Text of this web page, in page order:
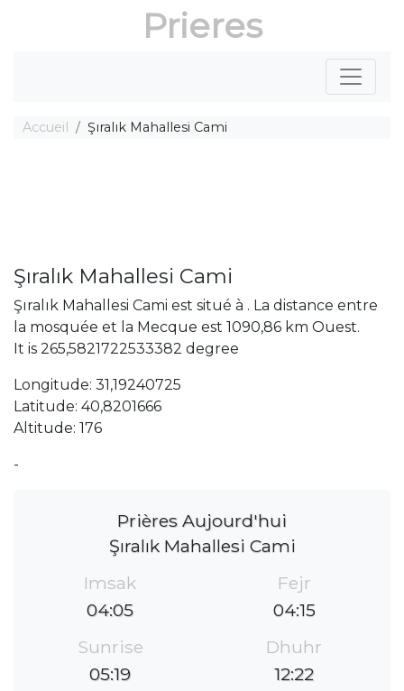
Prieres
Accueil Şıralık Mahallesi Cami
Şıralık Mahallesi Cami
Şıralık Mahallesi Cami est situé à . La distance entre
la mosquée et la Mecque est 1090,86 km Ouest.
It is 265,5821722533382 degree
Longitude: 31,19240725
Latitude: 40,8201666
Altitude: 176
-
Prières Aujourd'hui
Şıralık Mahallesi Cami
Imsak
04:05
Fejr
04:15
Sunrise
05:19
Dhuhr
12:22